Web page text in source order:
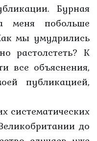
Бурная
меня побольше
мы умудрились
растолстеть? К
все объяснения,
публикацией,
систематических
до